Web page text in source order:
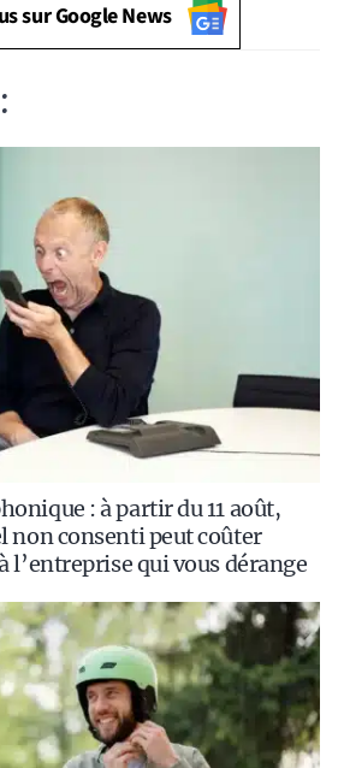
sur Google News
: à partir du 11 août,
non consenti peut coûter
l’entreprise qui vous dérange